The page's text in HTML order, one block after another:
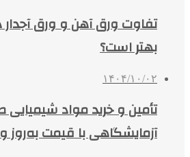
تفاوت ورق آهن و ورق
بهتر است؟
۱۴۰۴/۱۰/۰۲
تأمین و خرید مواد
آزمایشگاهی با قیمت به‌روز